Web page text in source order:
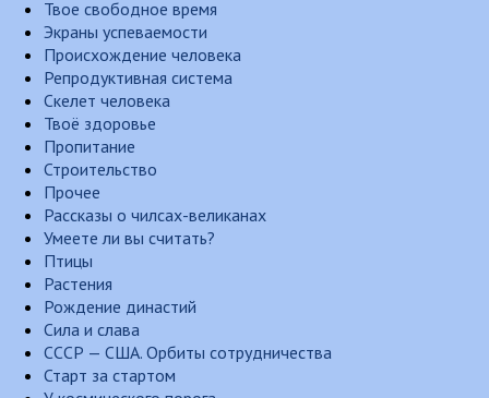
Твое свободное время
Экраны успеваемости
Происхождение человека
Репродуктивная система
Скелет человека
Твоё здоровье
Пропитание
Строительство
Прочее
Рассказы о чилсах-великанах
Умеете ли вы считать?
Птицы
Растения
Рождение династий
Сила и слава
СССР — США. Орбиты сотрудничества
Старт за стартом